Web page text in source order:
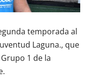
temporada al
Laguna., que
1 de la